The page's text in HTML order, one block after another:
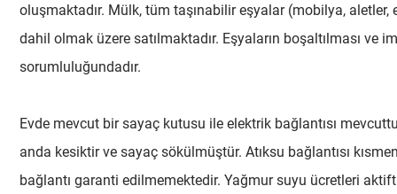
oluşmaktadır. Mülk, tüm taşınabilir eşyalar (mobilya, aletler,
dahil olmak üzere satılmaktadır. Eşyaların boşaltılması ve
sorumluluğundadır.
Evde mevcut bir sayaç kutusu ile elektrik bağlantısı
anda kesiktir ve sayaç sökülmüştür. Atıksu bağlantısı
bağlantı garanti edilmemektedir. Yağmur suyu ücretleri